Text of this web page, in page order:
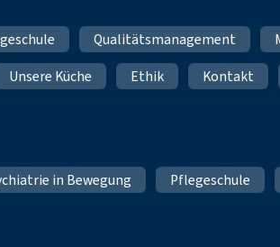
Qualitätsmanagement
Unsere Küche Ethik Kontakt
in Bewegung Pflegeschule